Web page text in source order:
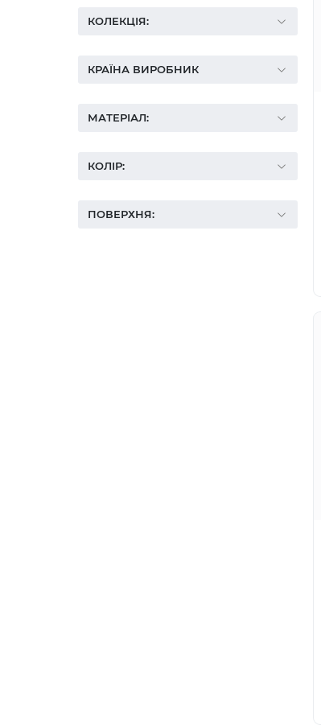
КОЛЕКЦІЯ:
КРАЇНА ВИРОБНИК
МАТЕРІАЛ:
КОЛІР:
ПОВЕРХНЯ: